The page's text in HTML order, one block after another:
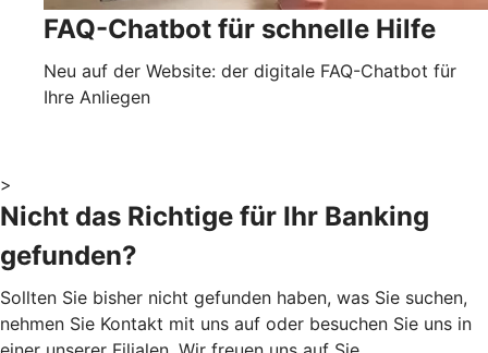
FAQ-Chatbot für schnelle Hilfe
Neu auf der Website: der digitale FAQ-Chatbot für
Ihre Anliegen
>
Nicht das Richtige für Ihr Banking
gefunden?
Sollten Sie bisher nicht gefunden haben, was Sie suchen,
nehmen Sie Kontakt mit uns auf oder besuchen Sie uns in